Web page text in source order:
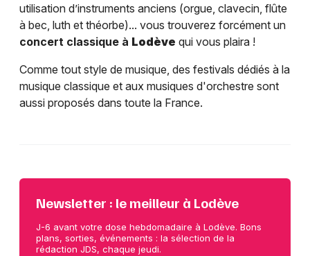
utilisation d’instruments anciens (orgue, clavecin, flûte
à bec, luth et théorbe)... vous trouverez forcément un
concert classique à Lodève qui vous plaira !
Comme tout style de musique, des festivals dédiés à la
musique classique et aux musiques d'orchestre sont
aussi proposés dans toute la France.
Newsletter : le meilleur à Lodève
J-6 avant votre dose hebdomadaire à Lodève. Bons
plans, sorties, événements : la sélection de la
rédaction JDS, chaque jeudi.